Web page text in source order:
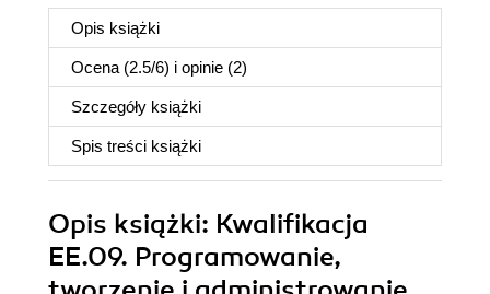
Opis książki
Ocena (2.5/6) i opinie (2)
Szczegóły książki
Spis treści książki
Opis książki: Kwalifikacja
EE.09. Programowanie,